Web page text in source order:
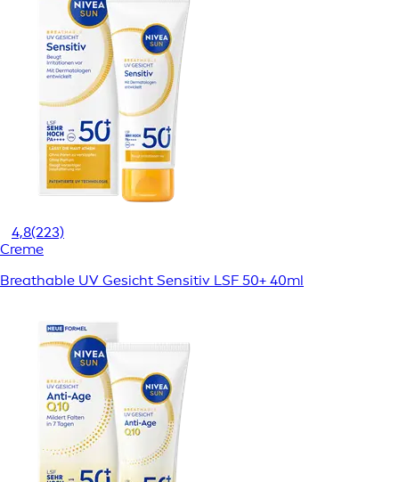
4,8(223)
Creme
Breathable UV Gesicht Sensitiv LSF 50+ 40ml